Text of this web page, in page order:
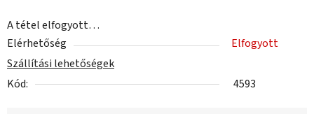
A tétel elfogyott…
Elérhetőség
Elfogyott
Szállítási lehetőségek
Kód:
4593